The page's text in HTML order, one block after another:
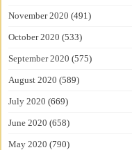
November 2020 (491)
October 2020 (533)
September 2020 (575)
August 2020 (589)
July 2020 (669)
June 2020 (658)
May 2020 (790)